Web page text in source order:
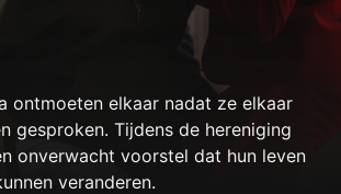
ontmoeten elkaar nadat ze elkaar
gesproken. Tijdens de hereniging
onverwacht voorstel dat hun leven
veranderen.